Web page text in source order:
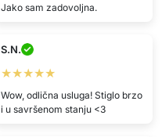
Jako sam zadovoljna.
S.N.
★★★★★
Wow, odlična usluga! Stiglo brzo
i u savršenom stanju <3